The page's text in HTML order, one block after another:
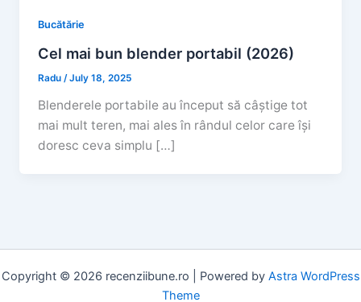
Bucătărie
Cel mai bun blender portabil (2026)
Radu /July 18, 2025
Blenderele portabile au început să câștige tot
mai mult teren, mai ales în rândul celor care își
doresc ceva simplu […]
Copyright © 2026 recenziibune.ro | Powered by Astra WordPress
Theme